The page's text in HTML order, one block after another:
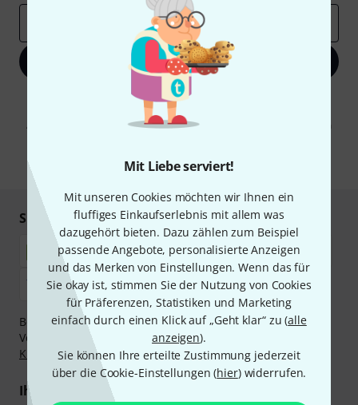
Mit Liebe serviert!
Mit unseren Cookies möchten wir Ihnen ein
fluffiges Einkaufserlebnis mit allem was
dazugehört bieten. Dazu zählen zum Beispiel
passende Angebote, personalisierte Anzeigen
und das Merken von Einstellungen. Wenn das für
Sie okay ist, stimmen Sie der Nutzung von Cookies
für Präferenzen, Statistiken und Marketing
einfach durch einen Klick auf „Geht klar“ zu (alle
anzeigen).
Sie können Ihre erteilte Zustimmung jederzeit
über die Cookie-Einstellungen (hier) widerrufen.
Jetzt anmelden
Mit Klick auf „Jetzt anmelden“ stimmen Sie dem Erhalt von E-Mail-
Werbung und einer Messung des E-Mail-Nutzungsverhaltens zu. Die
Abmeldung ist jederzeit möglich. Weitere Informationen finden Sie in
* Pflichtfeld
Sicher einkaufen & bezahlen
Bezahlen Sie vertraulich und sicher per Nachnahme,
Vorkasse, PayPal, Amazon Pay,Klarna Sofort bezahlen
Klarna Ratenzahlungoder Kreditkarte.
Ihre Vorteile